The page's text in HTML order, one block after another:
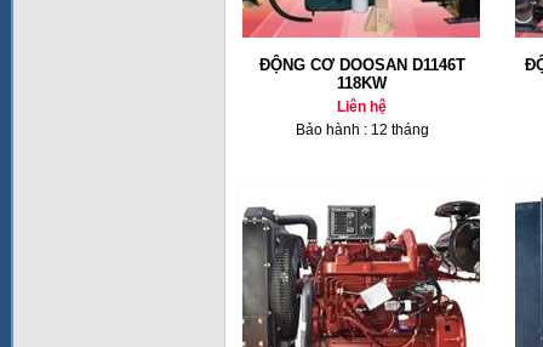
ĐỘNG CƠ DOOSAN D1146T
118KW
Liên hệ
Bảo hành : 12 tháng